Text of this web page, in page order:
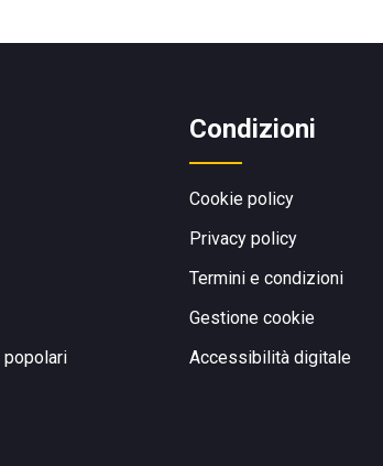
popolari
Condizioni
Cookie policy
Privacy policy
Termini e condizioni
Gestione cookie
Accessibilità digitale